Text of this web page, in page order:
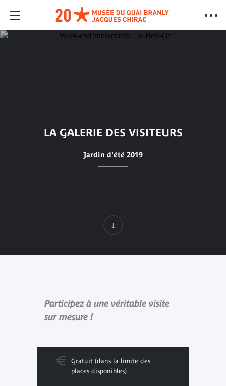
LA GALERIE DES VISITEURS
Jardin d'été 2019
Participez à une véritable visite
sur mesure !
Gratuit (dans la limite des
places disponibles)